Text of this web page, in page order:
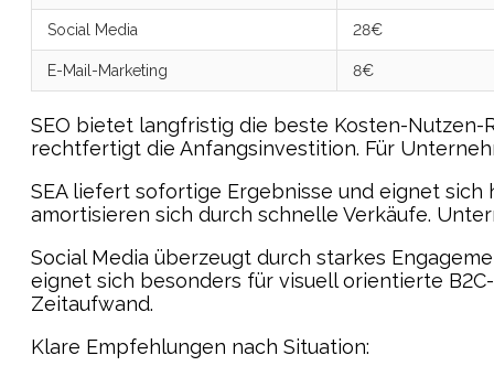
Social Media 28€
E-Mail-Marketing 8€
SEO bietet langfristig die beste Kosten-
rechtfertigt die Anfangsinvestition. Für
SEA liefert sofortige Ergebnisse und eignet
amortisieren sich durch schnelle Verkäufe.
Social Media überzeugt durch starkes
eignet sich besonders für visuell orientierte
Zeitaufwand.
Klare Empfehlungen nach Situation: